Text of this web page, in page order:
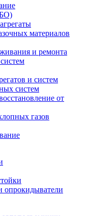
материалов
и ремонта
и систем
систем
от
газов